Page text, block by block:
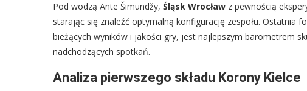
Pod wodzą Ante Šimundžy, Śląsk Wrocław z pewnością
starając się znaleźć optymalną konfigurację zespołu. Ostatnia
bieżących wyników i jakości gry, jest najlepszym barometrem
nadchodzących spotkań.
Analiza pierwszego składu Korony Kielce